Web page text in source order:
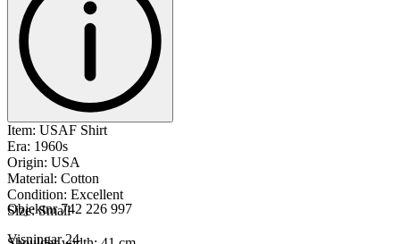
Item: USAF Shirt
Era: 1960s
Origin: USA
Material: Cotton
Condition: Excellent
Size: Small
Objektnr 742 226 997
Visningar 24